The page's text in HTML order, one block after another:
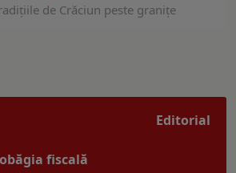
de Crăciun peste granițe
Editorial
fiscală